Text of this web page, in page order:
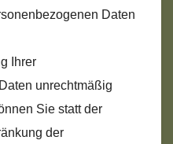
Daten
Ihrer
unrechtmäßig
Sie statt der
der